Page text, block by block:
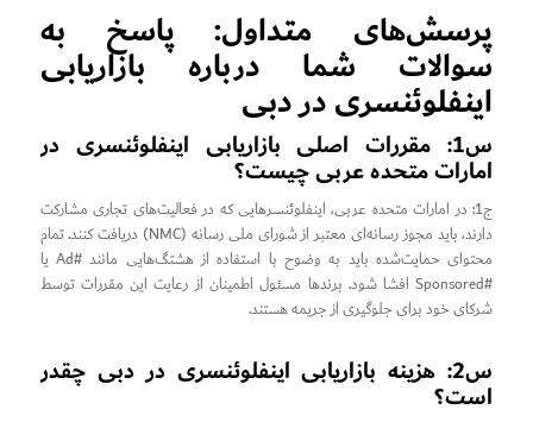
پرسش‌های متداول: پاسخ به
سوالات شما درباره بازاریابی
اینفلوئنسری در دبی
س1: مقررات اصلی بازاریابی اینفلوئنسری در
امارات متحده عربی چیست؟
ج1: در امارات متحده عربی، اینفلوئنسرهایی که در فعالیت‌های تجاری مشارکت
دارند، باید مجوز رسانه‌ای معتبر از شورای ملی رسانه (NMC) دریافت کنند. تمام
محتوای حمایت‌شده باید به وضوح با استفاده از هشتگ‌هایی مانند #Ad یا
#Sponsored افشا شود. برندها مسئول اطمینان از رعایت این مقررات توسط
شرکای خود برای جلوگیری از جریمه هستند.
س2: هزینه بازاریابی اینفلوئنسری در دبی چقدر
است؟